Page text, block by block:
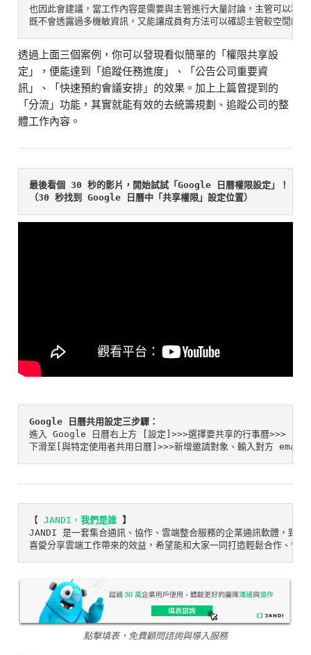
也因此會建議，當工作內容是需要與主管進行大量討論，主管可以利
既不會透露過多機敏資訊，又能讓成員有方法可以確認主管較空閒的
透過上面三個案例，你可以發現看似簡單的「權限共享設
定」，便能達到「追蹤任務進度」、「公告公司重要資
訊」、「快速預約會議安排」的效果。加上上篇曾提到的
「分流」功能，其實就能有效的去統籌規劃、追蹤公司的整
體工作內容。
最後看個 30 秒的影片，開始試試「Google 日曆權限設定」！
Google 日曆共用設定三步驟：
下滑至[與特定使用者共用日曆]>>>新增邀請對象、輸入對方 email
【 JANDI，我們是誰 】
JANDI 是一套集合通訊、協作、雲端整合服務的企業通訊軟體，致力
喜愛分享雲端工作帶來的效益，希望能和大家一同打造輕鬆合作、快
點擊填表，免費顧問諮詢與導入服務